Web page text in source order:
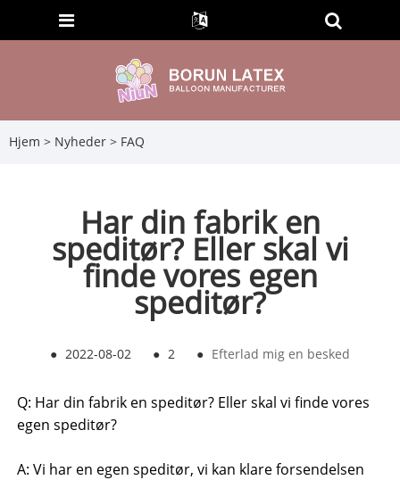
Hjem > Nyheder > FAQ
Har din fabrik en
speditør? Eller skal vi
finde vores egen
speditør?
● 2022-08-02 ● 2 ● Efterlad mig en besked
Q: Har din fabrik en speditør? Eller skal vi finde vores
egen speditør?
A: Vi har en egen speditør, vi kan klare forsendelsen